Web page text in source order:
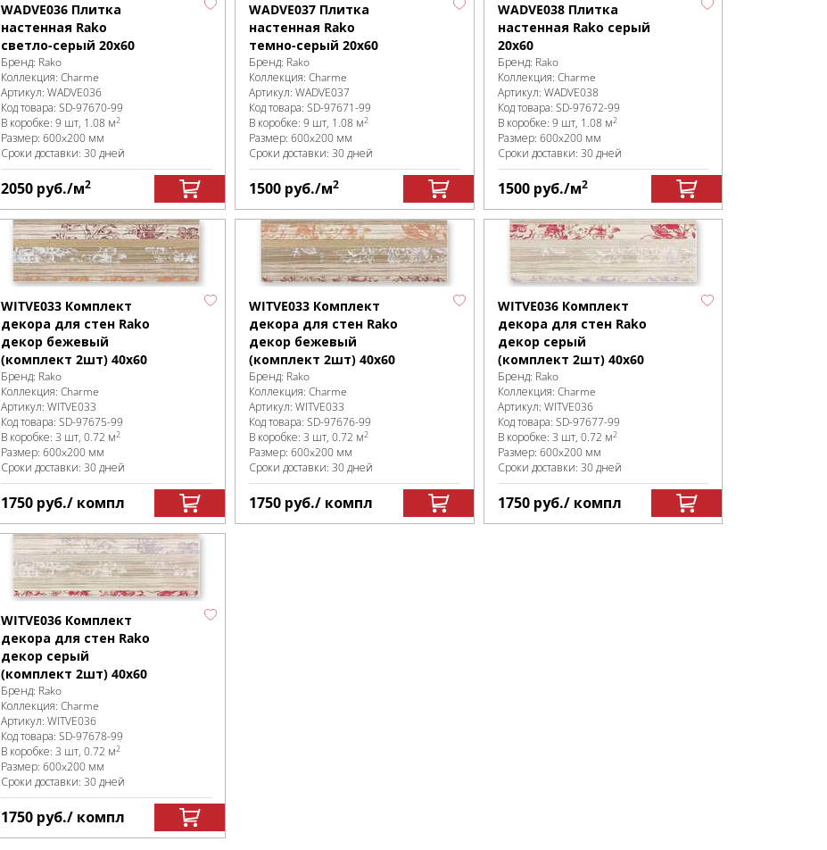
WADVE036 Плитка
настенная Rako
светло-серый 20x60
Бренд: Rako
Коллекция: Charme
Артикул: WADVE036
Код товара: SD-97670-99
В коробке: 9 шт, 1.08 м2
Размер: 600x200 мм
Сроки доставки: 30 дней
2050 руб./м2
WADVE037 Плитка
настенная Rako
темно-серый 20x60
Бренд: Rako
Коллекция:Charme
Артикул:WADVE037
Код товара:SD-97671-99
В коробке:9 шт, 1.08 м2
Размер:600x200 мм
Сроки доставки: 30 дней
1500 руб./м2
WADVE038 Плитка
настенная Rako серый
20x60
Бренд: Rako
Коллекция: Charme
Артикул: WADVE038
Код товара: SD-97672-99
В коробке: 9 шт, 1.08 м2
Размер: 600x200 мм
Сроки доставки: 30 дней
1500 руб./м2
WITVE033 Комплект
декора для стен Rako
декор бежевый
(комплект 2шт) 40x60
Бренд: Rako
Коллекция: Charme
Артикул: WITVE033
Код товара: SD-97675-99
В коробке: 3 шт, 0.72 м2
Размер: 600x200 мм
Сроки доставки: 30 дней
1750 руб./ компл
WITVE033 Комплект
декора для стен Rako
декор бежевый
(комплект 2шт) 40x60
Бренд: Rako
Коллекция:Charme
Артикул:WITVE033
Код товара:SD-97676-99
В коробке:3 шт, 0.72 м2
Размер:600x200 мм
Сроки доставки: 30 дней
1750 руб./ компл
WITVE036 Комплект
декора для стен Rako
декор серый
(комплект 2шт) 40x60
Бренд: Rako
Коллекция: Charme
Артикул: WITVE036
Код товара: SD-97677-99
В коробке: 3 шт, 0.72 м2
Размер: 600x200 мм
Сроки доставки: 30 дней
1750 руб./ компл
WITVE036 Комплект
декора для стен Rako
декор серый
(комплект 2шт) 40x60
Бренд: Rako
Коллекция: Charme
Артикул: WITVE036
Код товара: SD-97678-99
В коробке: 3 шт, 0.72 м2
Размер: 600x200 мм
Сроки доставки: 30 дней
1750 руб./ компл